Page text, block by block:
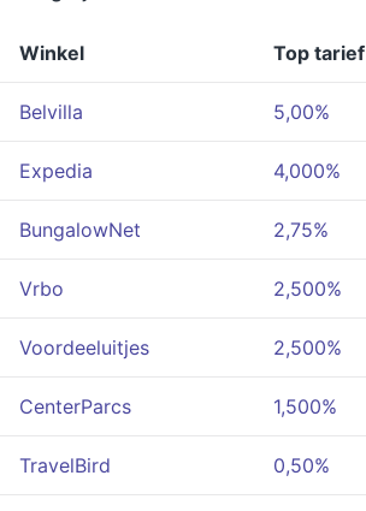
Winkel Top tarief
Belvilla 5,00%
Expedia 4,000%
BungalowNet 2,75%
Vrbo 2,500%
Voordeeluitjes 2,500%
CenterParcs 1,500%
TravelBird 0,50%